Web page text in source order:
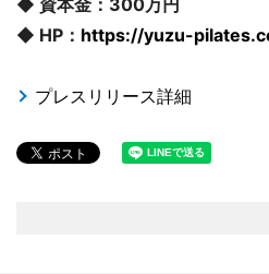
◆ HP： https://yuzu-
プレスリリース詳細